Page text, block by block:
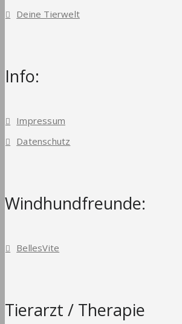
Deine Tierwelt
Info:
Impressum
Datenschutz
Windhundfreunde:
BellesVite
Tierarzt / Therapie